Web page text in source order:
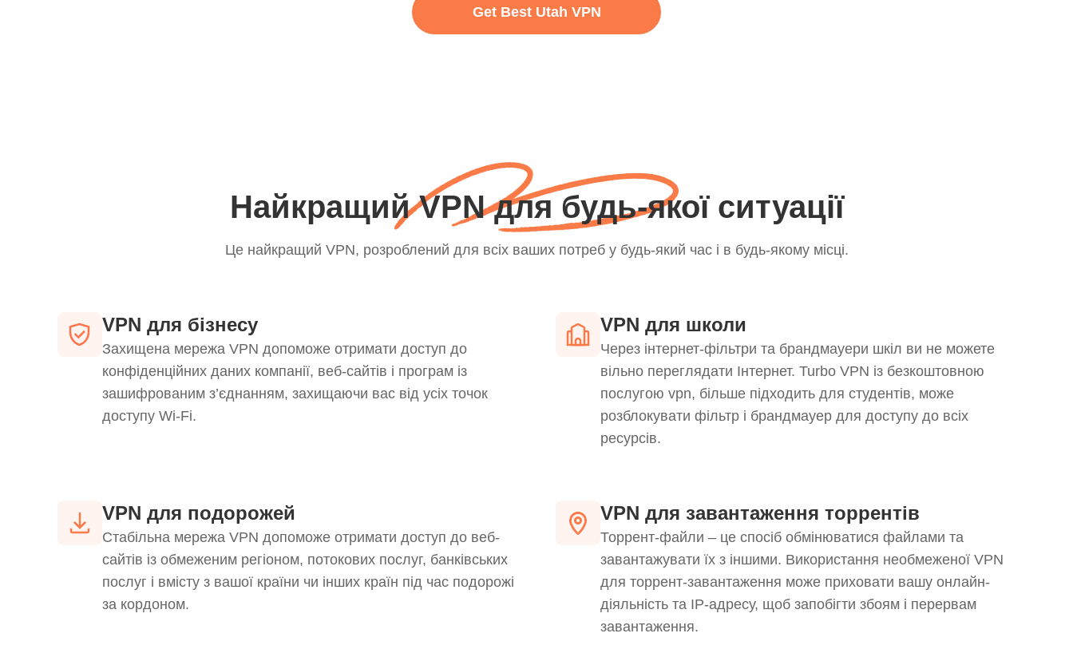
Get Best Utah VPN
Найкращий VPN для будь-якої ситуації
Це найкращий VPN, розроблений для всіх ваших потреб у будь-який час і в будь-якому місці.
VPN для бізнесу
Захищена мережа VPN допоможе отримати доступ до
конфіденційних даних компанії, веб-сайтів і програм із
зашифрованим з’єднанням, захищаючи вас від усіх точок
доступу Wi-Fi.
VPN для школи
Через інтернет-фільтри та брандмауери шкіл ви не можете
вільно переглядати Інтернет. Turbo VPN із безкоштовною
послугою vpn, більше підходить для студентів, може
розблокувати фільтр і брандмауер для доступу до всіх
ресурсів.
VPN для подорожей
Стабільна мережа VPN допоможе отримати доступ до веб-
сайтів із обмеженим регіоном, потокових послуг, банківських
послуг і вмісту з вашої країни чи інших країн під час подорожі
за кордоном.
VPN для завантаження торрентів
Торрент-файли – це спосіб обмінюватися файлами та
завантажувати їх з іншими. Використання необмеженої VPN
для торрент-завантаження може приховати вашу онлайн-
діяльність та IP-адресу, щоб запобігти збоям і перервам
завантаження.